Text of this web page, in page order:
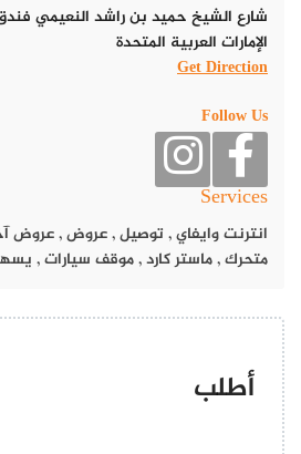
الإمارات العربية المتحدة
Get Direction
Follow Us
Services
انترنت وايفاي, توصيل,عروض,عروض
متحرك,ماستر كارد,موقف سيارات,
أطلب